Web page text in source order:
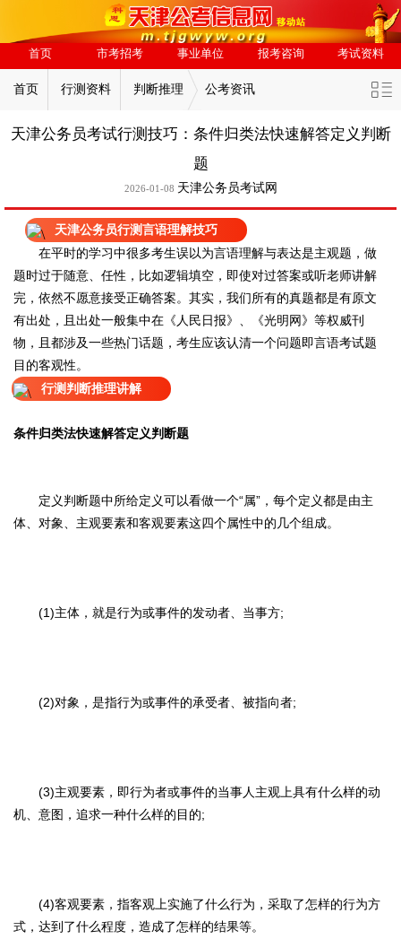
首页 市考招考 事业单位 报考咨询 考试资料
首页 行测资料 判断推理 公考资讯
天津公务员考试行测技巧：条件归类法快速解答定义判断
题
2026-01-08 天津公务员考试网
天津公务员行测言语理解技巧
在平时的学习中很多考生误以为言语理解与表达是主观题，做
题时过于随意、任性，比如逻辑填空，即使对过答案或听老师讲解
完，依然不愿意接受正确答案。其实，我们所有的真题都是有原文
有出处，且出处一般集中在《人民日报》、《光明网》等权威刊
物，且都涉及一些热门话题，考生应该认清一个问题即言语考试题
目的客观性。
行测判断推理讲解
条件归类法快速解答定义判断题
定义判断题中所给定义可以看做一个“属”，每个定义都是由主
体、对象、主观要素和客观要素这四个属性中的几个组成。
(1)主体，就是行为或事件的发动者、当事方;
(2)对象，是指行为或事件的承受者、被指向者;
(3)主观要素，即行为者或事件的当事人主观上具有什么样的动
机、意图，追求一种什么样的目的;
(4)客观要素，指客观上实施了什么行为，采取了怎样的行为方
式，达到了什么程度，造成了怎样的结果等。